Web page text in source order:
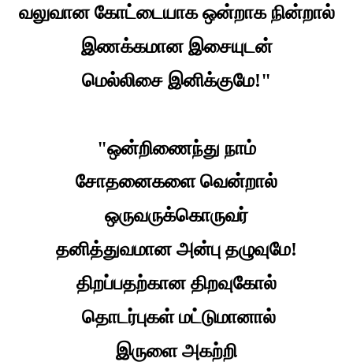
வலுவான கோட்டையாக ஒன்றாக நின்றால்
இணக்கமான இசையுடன்
மெல்லிசை இனிக்குமே!"
"ஒன்றிணைந்து நாம்
சோதனைகளை வென்றால்
ஒருவருக்கொருவர்
தனித்துவமான அன்பு தழுவுமே!
திறப்பதற்கான திறவுகோல்
தொடர்புகள் மட்டுமானால்
இருளை அகற்றி